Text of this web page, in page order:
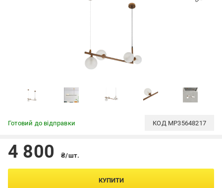
Готовий до відправки КОД MP35648217
4 800 ₴/шт.
КУПИТИ